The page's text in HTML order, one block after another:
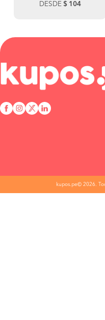
DESDE $ 104
kupos.pe© 2026.